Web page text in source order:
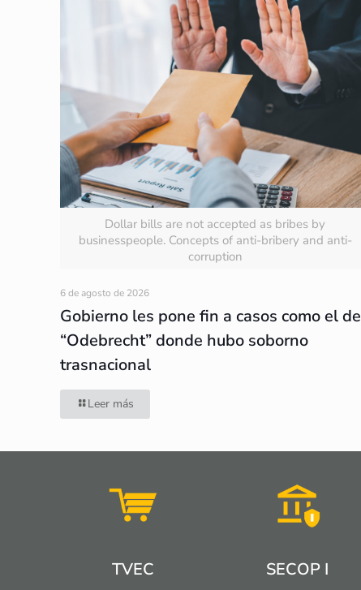
Dollar bills are not accepted as bribes by
businesspeople. Concepts of anti-bribery and anti-
corruption
6 de agosto de 2026
Gobierno les pone fin a casos como el de
“Odebrecht” donde hubo soborno
trasnacional
Leer más
TVEC SECOP I